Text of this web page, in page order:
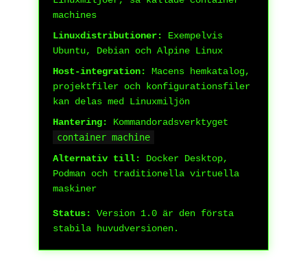
machines
Linuxdistributioner:
Exempelvis
Ubuntu, Debian och Alpine Linux
Host-integration:
Macens hemkatalog,
projektfiler och konfigurationsfiler
kan delas med Linuxmiljön
Hantering:
Kommandoradsverktyget
container machine
Alternativ till:
Docker Desktop,
Podman och traditionella virtuella
maskiner
Status:
Version 1.0 är den första
stabila huvudversionen.